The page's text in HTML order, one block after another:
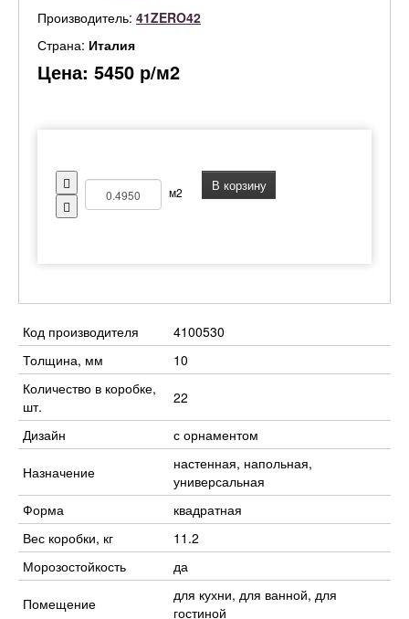
Производитель: 41ZERO42
Страна: Италия
Цена: 5450 р/м2
м2 В корзину
Код производителя
4100530
Толщина, мм
10
Количество в коробке,
шт.
22
Дизайн с орнаментом
Назначение
настенная, напольная,
универсальная
Форма
квадратная
Вес коробки, кг
11.2
Морозостойкость
да
Помещение
для кухни, для ванной, для
гостиной